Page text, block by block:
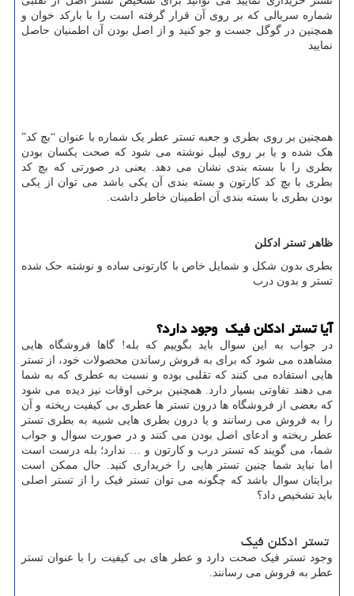
شماره سریالی که بر روی آن قرار گرفته است را با بارکد خوان و
همچنین در گوگل جست و جو کنید و از اصل بودن آن اطمنیان حاصل
نمایید
همچنین بر روی بطری و جعبه تستر عطر یک شماره با عنوان “بچ کد”
هک شده و یا بر روی لیبل نوشته می شود که صحت یکسان بودن
بطری را با بسته بندی نشان می دهد. یعنی در صورتی که بچ کد
بطری با بچ کد کارتون و بسته بندی آن یکی باشد می توان از یکی
بودن بطری با بسته بندی آن اطمینان خاطر داشت.
ظاهر تستر ادکلن
بطری بدون شکل و شمایل خاص با کارتونی ساده و نوشته حک شده
تستر و بدون درب
آیا تستر ادکلن فیک وجود دارد؟
در جواب به این سوال باید بگوییم که بله! گاها فروشگاه هایی
مشاهده می شود که برای به فروش رساندن محصولات خود، از تستر
هایی استفاده می کنند که تقلبی بوده و نسبت به عطری که به شما
می دهند تفاوتی بسیار دارد. همچنین برخی اوقات نیز دیده می شود
که بعضی از فروشگاه ها درون تستر ها عطری بی کیفیت ریخته و آن
را به فروش می رسانند و یا درون بطری هایی شبیه به بطری تستر
عطر ریخته و ادعای اصل بودن می کنند و در صورت سوال و جواب
شما، می گویند که تستر درب و کارتون و … ندارد؛ بله درست است
اما نباید شما چنین تستر هایی را خریداری کنید. حال ممکن است
برایتان سوال باشد که چگونه می توان تستر فیک را از تستر اصلی
باید تشخیص داد؟
تستر ادکلن فیک
وجود تستر فیک صحت دارد و عطر های بی کیفیت را با عنوان تستر
عطر به فروش می رسانند.